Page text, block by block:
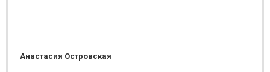
Анастасия Островская